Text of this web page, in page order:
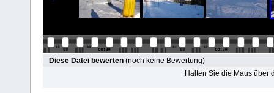
Diese Datei bewerten (noch keine Bewertung)
Halten Sie die Maus über